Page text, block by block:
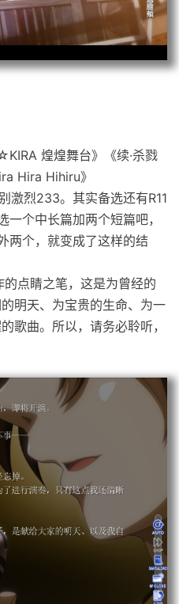
煌煌舞台》《续·杀戮
Hira Hihiru》
激烈233。其实备选还有R11
一个中长篇加两个短篇吧，
两个，就变成了这样的结
点睛之笔，这是为曾经的
明天、为宝贵的生命、为一
歌曲。所以，请务必聆听，